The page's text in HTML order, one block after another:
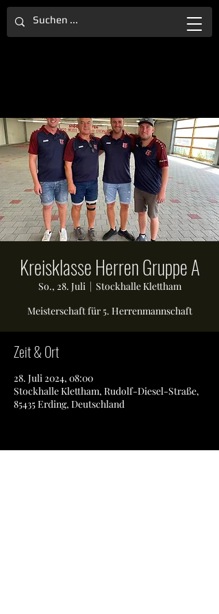
Kreisklasse Herren Gruppe A
So., 28. Juli
  |
Stockhalle Klettham
Meisterschaft für 5. Herrenmannschaft
Zeit & Ort
28. Juli 2024, 08:00
Stockhalle Klettham, Rudolf-Diesel-Straße,
85435 Erding, Deutschland